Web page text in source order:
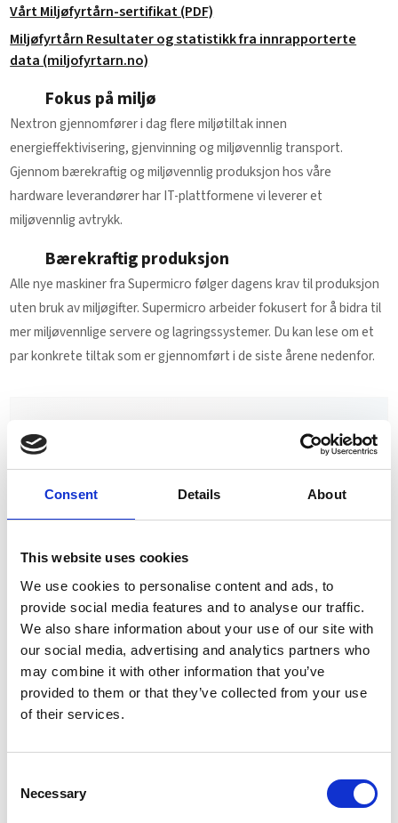
Consent Details About
This website uses cookies
We use cookies to personalise content and ads, to
provide social media features and to analyse our traffic.
We also share information about your use of our site with
our social media, advertising and analytics partners who
may combine it with other information that you’ve
provided to them or that they’ve collected from your use
of their services.
Selection
Necessary
Vårt Miljøfyrtårn-sertifikat (PDF)
Miljøfyrtårn Resultater og statistikk fra innrapporterte
data (miljofyrtarn.no)
Fokus på miljø
Nextron gjennomfører i dag flere miljøtiltak innen
energieffektivisering, gjenvinning og miljøvennlig transport.
Gjennom bærekraftig og miljøvennlig produksjon hos våre
hardware leverandører har IT-plattformene vi leverer et
miljøvennlig avtrykk.
Bærekraftig produksjon
Alle nye maskiner fra Supermicro følger dagens krav til produksjon
uten bruk av miljøgifter. Supermicro arbeider fokusert for å bidra til
mer miljøvennlige servere og lagringssystemer. Du kan lese om et
par konkrete tiltak som er gjennomført i de siste årene nedenfor.
Supermicro «Green computing»
Disaggregert serverarkitektur som reduserer E-
avfall ved å tillater oppgraderinger av
kan redusere E-avfall med opptil 90 prosent.
ved å dele vifter og strømforsyninger, noe som
resulterer i en mer optimal drift. Dette kan
redusere strømforbruket med anslagsvis 10%.
Supermicro-servere er designet for maksimal
luftstrøm, noe som resulterer i at CPU-en kan
operere ved høyere temperaturer.
bruk med væskekjøling, noe som reduserer
reduserer PUE. Reduksjonen i strømforbruket for
serveren har vist seg å være rundt 10% per server.